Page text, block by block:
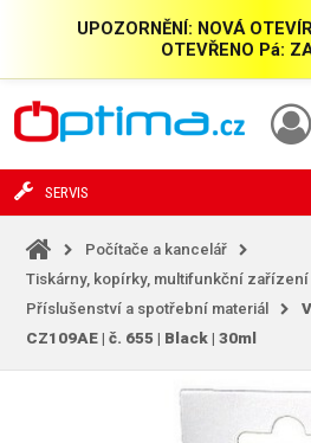
UPOZORNĚNÍ: NOVÁ
OTEVŘENO Pá:
SERVIS
Počítače a kancelář
Tiskárny, kopírky, multifunkční zařízení
Příslušenství a spotřební materiál
CZ109AE | č. 655 | Black | 30ml